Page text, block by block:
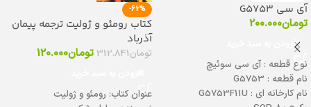
آی سی G5753
تومان200.000
افزودن به سبد خرید
نوع قطعه : آی سی سوئیچ
نام قطعه : G5753
نام کارخانه ای : G5753F11U
-62%
کتاب رومئو و ژولیت ترجمه پیمان
آذرباد
تومان312.841 تومان120.000
عنوان کتاب: رومئو و ژولیت